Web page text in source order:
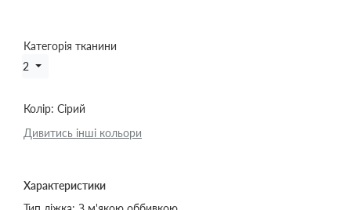
Категорія тканини
2
Колір: Сірий
Дивитись інші кольори
Характеристики